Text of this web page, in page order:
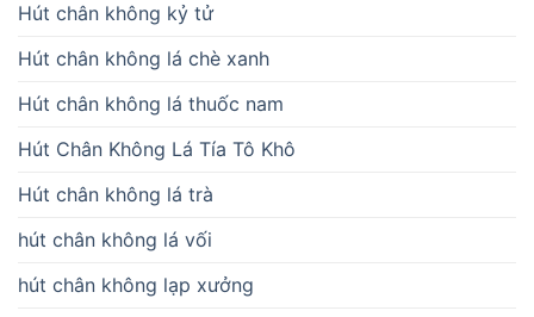
Hút chân không kỷ tử
Hút chân không lá chè xanh
Hút chân không lá thuốc nam
Hút Chân Không Lá Tía Tô Khô
Hút chân không lá trà
hút chân không lá vối
hút chân không lạp xưởng